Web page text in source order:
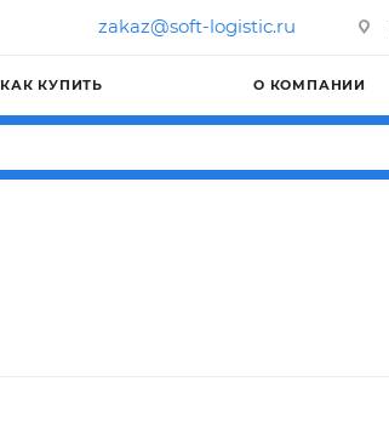
zakaz@soft-logistic.ru
КАК КУПИТЬ О КОМПАНИИ